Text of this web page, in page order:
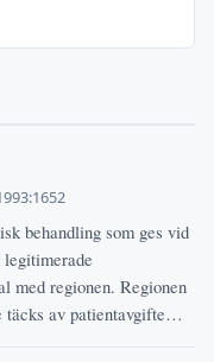
behandling som ges vid
med regionen. Regionen
täcks av patientavgifte…